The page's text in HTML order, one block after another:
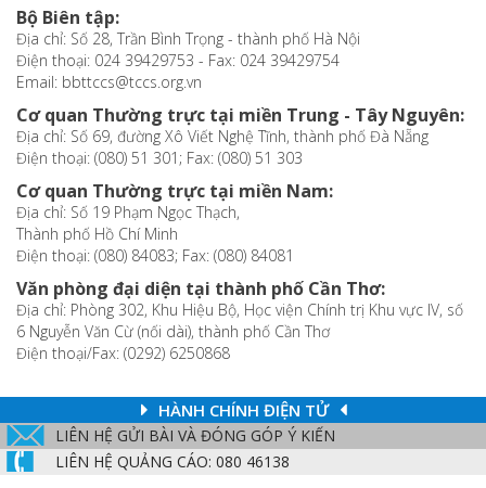
Bộ Biên tập:
Địa chỉ: Số 28, Trần Bình Trọng - thành phố Hà Nội
Điện thoại: 024 39429753 - Fax: 024 39429754
Email: bbttccs@tccs.org.vn
Cơ quan Thường trực tại miền Trung - Tây Nguyên:
Địa chỉ: Số 69, đường Xô Viết Nghệ Tĩnh, thành phố Đà Nẵng
Điện thoại: (080) 51 301; Fax: (080) 51 303
Cơ quan Thường trực tại miền Nam:
Địa chỉ: Số 19 Phạm Ngọc Thạch,
Thành phố Hồ Chí Minh
Điện thoại: (080) 84083; Fax: (080) 84081
Văn phòng đại diện tại thành phố Cần Thơ:
Địa chỉ: Phòng 302, Khu Hiệu Bộ, Học viện Chính trị Khu vực IV, số
6 Nguyễn Văn Cừ (nối dài), thành phố Cần Thơ
Điện thoại/Fax: (0292) 6250868
HÀNH CHÍNH ĐIỆN TỬ
LIÊN HỆ GỬI BÀI VÀ ĐÓNG GÓP Ý KIẾN
LIÊN HỆ QUẢNG CÁO: 080 46138